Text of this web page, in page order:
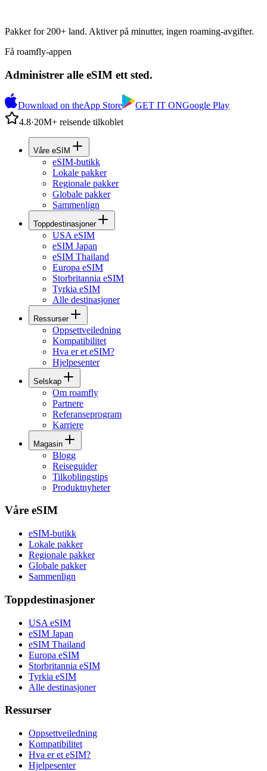
Pakker for 200+ land. Aktiver på minutter, ingen roaming-avgifter.
Få roamfly-appen
Administrer alle eSIM ett sted.
Download on theApp Store GET IT ONGoogle Play
4.8·20M+ reisende tilkoblet
Våre eSIM
eSIM-butikk
Lokale pakker
Regionale pakker
Globale pakker
Sammenlign
Toppdestinasjoner
USA eSIM
eSIM Japan
eSIM Thailand
Europa eSIM
Storbritannia eSIM
Tyrkia eSIM
Alle destinasjoner
Ressurser
Oppsettveiledning
Kompatibilitet
Hva er et eSIM?
Hjelpesenter
Selskap
Om roamfly
Partnere
Referanseprogram
Karriere
Magasin
Blogg
Reiseguider
Tilkoblingstips
Produktnyheter
Våre eSIM
eSIM-butikk
Lokale pakker
Regionale pakker
Globale pakker
Sammenlign
Toppdestinasjoner
USA eSIM
eSIM Japan
eSIM Thailand
Europa eSIM
Storbritannia eSIM
Tyrkia eSIM
Alle destinasjoner
Ressurser
Oppsettveiledning
Kompatibilitet
Hva er et eSIM?
Hjelpesenter